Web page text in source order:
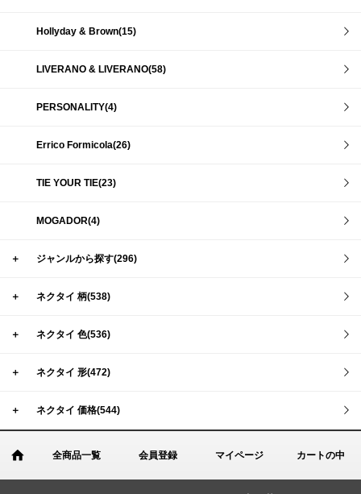
Hollyday & Brown(15)
LIVERANO & LIVERANO(58)
PERSONALITY(4)
Errico Formicola(26)
TIE YOUR TIE(23)
MOGADOR(4)
＋ ジャンルから探す(296)
＋ ネクタイ 柄(538)
＋ ネクタイ 色(536)
＋ ネクタイ 形(472)
＋ ネクタイ 価格(544)
全商品一覧 会員登録 マイページ カートの中